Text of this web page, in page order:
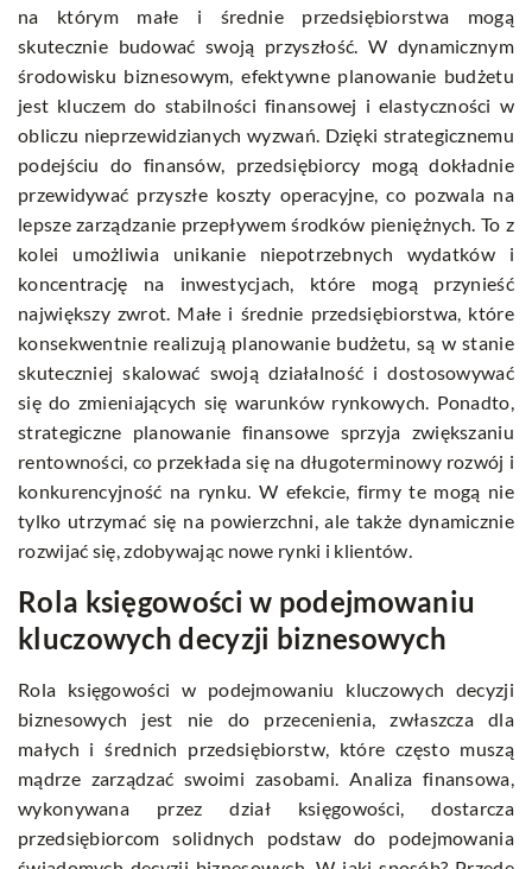
na którym małe i średnie przedsiębiorstwa mogą
skutecznie budować swoją przyszłość. W dynamicznym
środowisku biznesowym, efektywne planowanie budżetu
jest kluczem do stabilności finansowej i elastyczności w
obliczu nieprzewidzianych wyzwań. Dzięki strategicznemu
podejściu do finansów, przedsiębiorcy mogą dokładnie
przewidywać przyszłe koszty operacyjne, co pozwala na
lepsze zarządzanie przepływem środków pieniężnych. To z
kolei umożliwia unikanie niepotrzebnych wydatków i
koncentrację na inwestycjach, które mogą przynieść
największy zwrot. Małe i średnie przedsiębiorstwa, które
konsekwentnie realizują planowanie budżetu, są w stanie
skuteczniej skalować swoją działalność i dostosowywać
się do zmieniających się warunków rynkowych. Ponadto,
strategiczne planowanie finansowe sprzyja zwiększaniu
rentowności, co przekłada się na długoterminowy rozwój i
konkurencyjność na rynku. W efekcie, firmy te mogą nie
tylko utrzymać się na powierzchni, ale także dynamicznie
rozwijać się, zdobywając nowe rynki i klientów.
Rola księgowości w podejmowaniu
kluczowych decyzji biznesowych
Rola księgowości w podejmowaniu kluczowych decyzji
biznesowych jest nie do przecenienia, zwłaszcza dla
małych i średnich przedsiębiorstw, które często muszą
mądrze zarządzać swoimi zasobami. Analiza finansowa,
wykonywana przez dział księgowości, dostarcza
przedsiębiorcom solidnych podstaw do podejmowania